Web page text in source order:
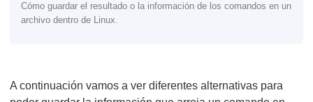
Cómo guardar el resultado o la información de los comandos en un
archivo dentro de Linux.
A continuación vamos a ver diferentes alternativas para